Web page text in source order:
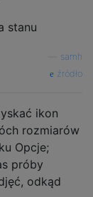
samh
źródło
ikon
rozmiarów
Opcje;
próby
odkąd